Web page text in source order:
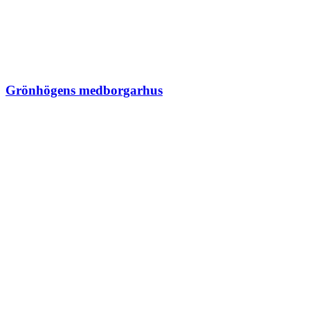
Grönhögens medborgarhus